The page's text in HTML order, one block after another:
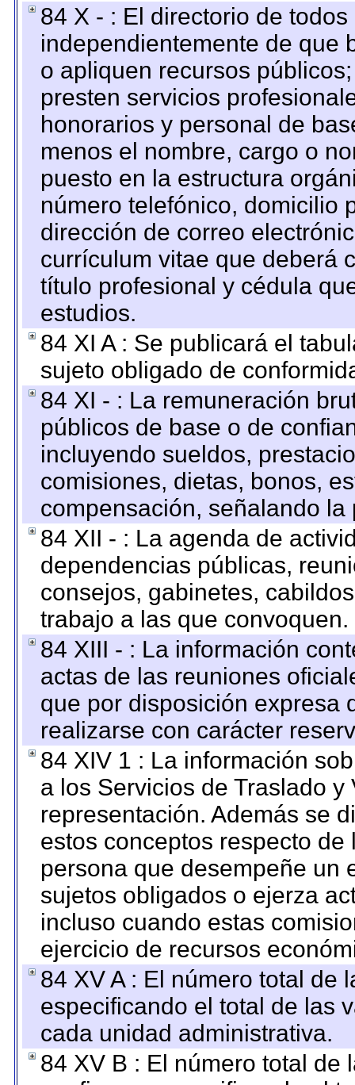
84 X - : El directorio de
independientemente de que
o apliquen recursos
presten servicios
honorarios y personal de
menos el nombre, cargo o
puesto en la estructura
número telefónico, domicilio
dirección de correo
currículum vitae que deberá
título profesional y cédula
estudios.
84 XI A : Se publicará el
sujeto obligado de
84 XI - : La remuneración
públicos de base o de
incluyendo sueldos,
comisiones, dietas, bonos,
compensación, señalando
84 XII - : La agenda de
dependencias públicas,
consejos, gabinetes,
trabajo a las que convoquen.
84 XIII - : La información
actas de las reuniones
que por disposición expresa
realizarse con carácter
84 XIV 1 : La información
a los Servicios de Traslado
representación. Además se
estos conceptos respecto
persona que desempeñe un
sujetos obligados o ejerza
incluso cuando estas
ejercicio de recursos
84 XV A : El número total de
especificando el total de las
cada unidad administrativa.
84 XV B : El número total de